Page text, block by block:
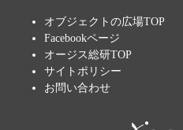
オブジェクトの広場TOP
Facebookページ
オージス総研TOP
サイトポリシー
お問い合わせ